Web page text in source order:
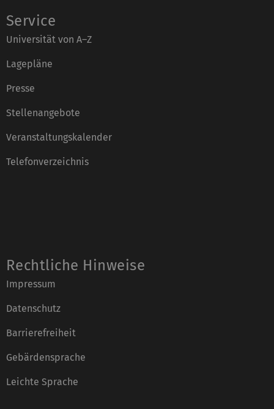
Service
Universität von A–Z
Lagepläne
Presse
Stellenangebote
Veranstaltungskalender
Telefonverzeichnis
Rechtliche Hinweise
Impressum
Datenschutz
Barrierefreiheit
Gebärdensprache
Leichte Sprache